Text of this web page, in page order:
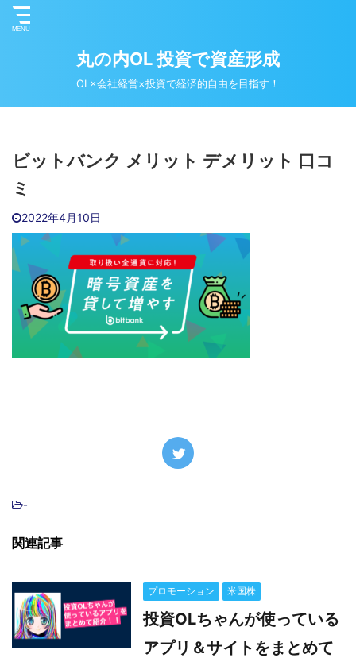
丸の内OL 投資で資産形成
OL×会社経営×投資で経済的自由を目指す！
ビットバンク メリット デメリット 口コ
ミ
2022年4月10日
-
関連記事
プロモーション 米国株
投資OLちゃんが使っている
アプリ＆サイトをまとめて